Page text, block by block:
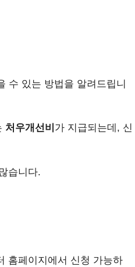
수 있는 방법을 알려드립니
처우개선비 가 지급되는데, 신
습니다.
홈페이지에서 신청 가능하